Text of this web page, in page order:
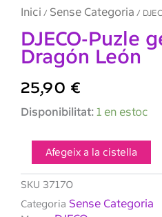
Inici / Sense Categoria /
DJECO-Puzle
Dragón León
25,90 €
Disponibilitat: 1 en estoc
quantitat
gegant
El
Dragón
León
Afegeix a la cistella
SKU 37170
Categoria Sense Categoria